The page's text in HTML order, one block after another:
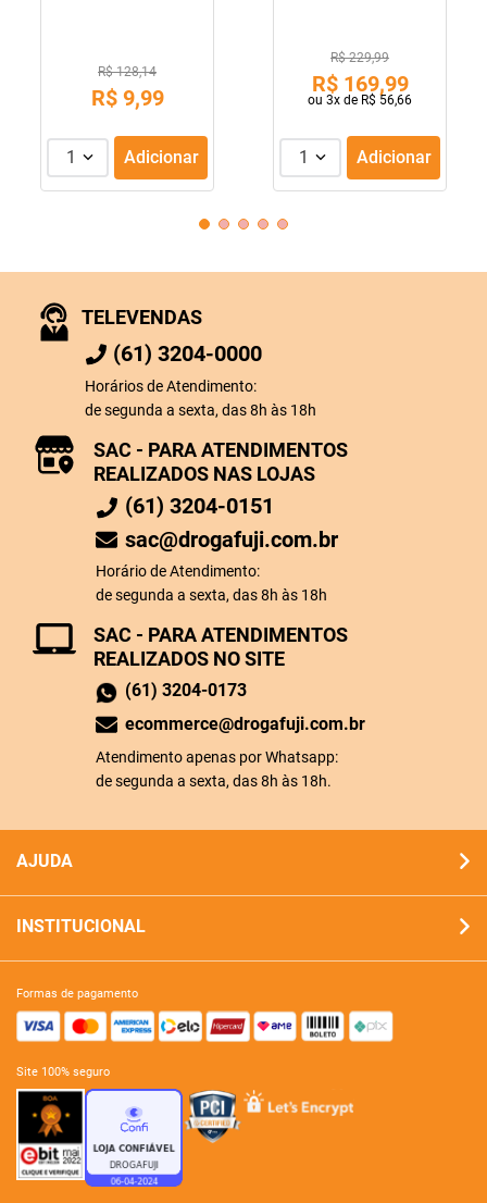
R$ 128,14
R$ 9,99
1 Adicionar
R$ 229,99
R$ 169,99
ou 3x de R$ 56,66
1 Adicionar
TELEVENDAS
(61) 3204-0000
Horários de Atendimento:
de segunda a sexta, das 8h às 18h
SAC - PARA ATENDIMENTOS
REALIZADOS NO SITE
(61) 3204-0173
ecommerce@drogafuji.com.br
Atendimento apenas por Whatsapp:
de segunda a sexta, das 8h às 18h.
SAC - PARA ATENDIMENTOS
REALIZADOS NAS LOJAS
(61) 3204-0151
sac@drogafuji.com.br
Horário de Atendimento:
de segunda a sexta, das 8h às 18h
AJUDA
INSTITUCIONAL
formas de pagamento
site 100% seguro